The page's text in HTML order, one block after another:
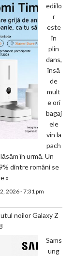
ediilo
r
este
în
plin
dans,
însă
de
mult
e ori
bagaj
ele
vin la
pach
în urmă. Un
dintre români se
»
2026 - 7:31 pm
noilor Galaxy Z
Sams
ung